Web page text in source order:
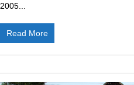
2005...
Read More